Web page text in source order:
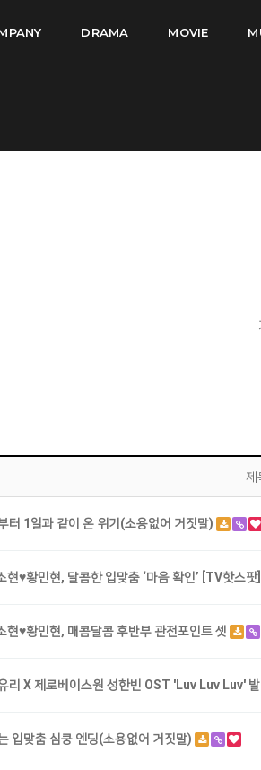
DRAMA MOVIE
제
터 1일과 같이 온 위기(소용없어 거짓말)
현♥황민현, 달콤한 입맞춤 ‘마음 확인’ [TV핫스팟]
현♥황민현, 매콤달콤 후반부 관전포인트 셋
리 X 제로베이스원 성한빈 OST 'Luv Luv Luv' 발
입맞춤 심쿵 엔딩(소용없어 거짓말)